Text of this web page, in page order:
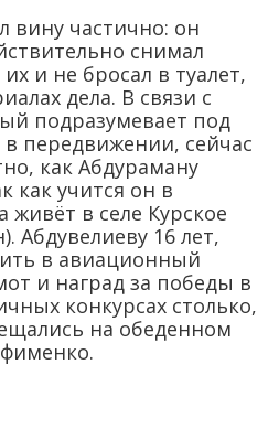
вину частично: он
снимал
и не бросал в туалет,
дела. В связи с
подразумевает под
передвижении, сейчас
как Абдураману
как учится он в
живёт в селе Курское
Абдувелиеву 16 лет,
в авиационный
и наград за победы в
конкурсах столько,
на обеденном